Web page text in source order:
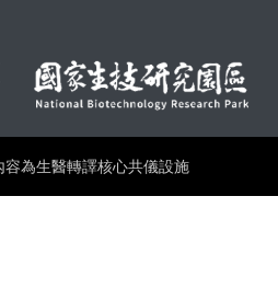
為生醫轉譯核心共儀設施